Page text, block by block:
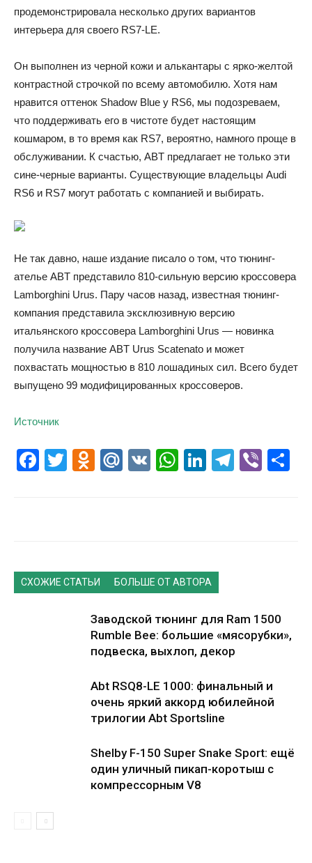
продемонстрировала несколько других вариантов
интерьера для своего RS7-LE.
Он выполнен из черной кожи и алькантары с ярко-желтой
контрастной строчкой по всему автомобилю. Хотя нам
нравится оттенок Shadow Blue у RS6, мы подозреваем,
что поддерживать его в чистоте будет настоящим
кошмаром, в то время как RS7, вероятно, намного проще в
обслуживании. К счастью, ABT предлагает не только эти
сине-черные варианты. Существующие владельцы Audi
RS6 и RS7 могут работать с компанией и выбирать.
Не так давно, наше издание писало о том, что тюнинг-
ателье ABT представило 810-сильную версию кроссовера
Lamborghini Urus. Пару часов назад, известная тюнинг-
компания представила эксклюзивную версию
итальянского кроссовера Lamborghini Urus — новинка
получила название ABT Urus Scatenato и может
похвастать мощностью в 810 лошадиных сил. Всего будет
выпущено 99 модифицированных кроссоверов.
Источник
Facebook
Twitter
Odnoklassniki
Mail.Ru
VK WhatsApp
LinkedIn
СХОЖИЕ СТАТЬИ БОЛЬШЕ ОТ АВТОРА
Заводской тюнинг для Ram 1500
Rumble Bee: большие «мясорубки»,
подвеска, выхлоп, декор
Abt RSQ8-LE 1000: финальный и
очень яркий аккорд юбилейной
трилогии Abt Sportsline
Shelby F-150 Super Snake Sport: ещё
один уличный пикап-коротыш с
компрессорным V8